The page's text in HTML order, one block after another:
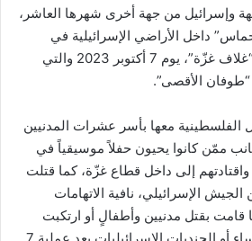
وإسرائيل من جهة أخرى شهرها العاشر،
داخل الأراضي الإسرائيلية في
المنطقة المعروفة باسم “غلاف غزّة”، يوم 7 أكتوبر 2023 والتي
الأقصى”.
معها بأسر عشرات المدنيين
ممّن كانوا يحيون حفلاً موسيقياً في
إلى داخل قطاع غزّة، كما قتلت
الإسرائيلي، نافية الاتهامات
قامت بقتل مدنيين وأطفالٍ أو ارتكبت